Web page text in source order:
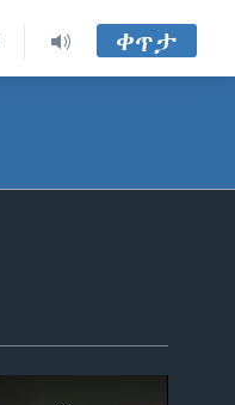
ቀጥታ